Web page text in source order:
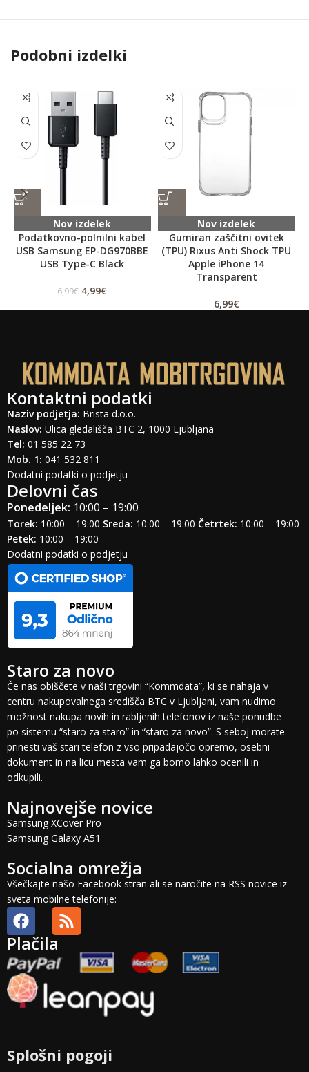
Podobni izdelki
Nov izdelek
Podatkovno-polnilni kabel
USB Samsung EP-DG970BBE
USB Type-C Black
6,99€ 4,99€
Nov izdelek
Gumiran zaščitni ovitek
(TPU) Rixus Anti Shock TPU
Apple iPhone 14
Transparent
6,99€
Kontaktni podatki
Naziv podjetja: Brista d.o.o.
Naslov: Ulica gledališča BTC 2, 1000 Ljubljana
Tel: 01 585 22 73
Mob. 1: 041 532 811
Dodatni podatki o podjetju
Delovni čas
Ponedeljek: 10:00 – 19:00
Torek: 10:00 – 19:00 Sreda: 10:00 – 19:00 Četrtek: 10:00 – 19:00
Petek: 10:00 – 19:00
Dodatni podatki o podjetju
Staro za novo
Če nas obiščete v naši trgovini “Kommdata”, ki se nahaja v
centru nakupovalnega središča BTC v Ljubljani, vam nudimo
možnost nakupa novih in rabljenih telefonov iz naše ponudbe
po sistemu “staro za staro” in “staro za novo”. S seboj morate
prinesti vaš stari telefon z vso pripadajočo opremo, osebni
dokument in na licu mesta vam ga bomo lahko ocenili in
odkupili.
Najnovejše novice
Samsung XCover Pro
Samsung Galaxy A51
Socialna omrežja
Všečkajte našo Facebook stran ali se naročite na RSS novice iz
sveta mobilne telefonije:
Plačila
Splošni pogoji